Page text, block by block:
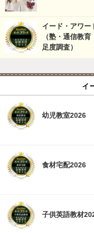
イード・アワー
（塾・通信教
足度調査）
イ
幼児教室2026
食材宅配2026
子供英語教材